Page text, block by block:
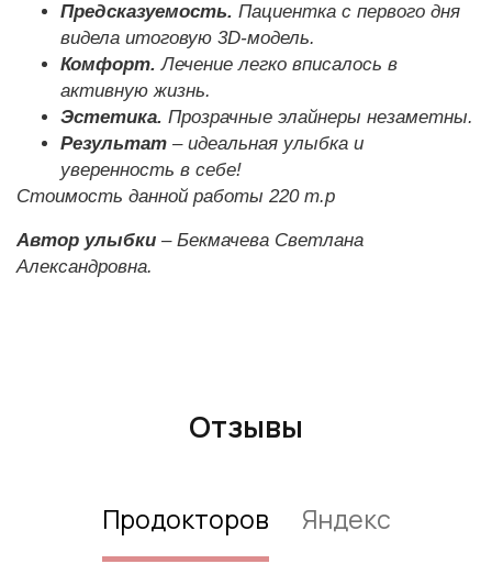
Предсказуемость. Пациентка с первого дня
видела итоговую 3D-модель.
Комфорт. Лечение легко вписалось в
активную жизнь.
Эстетика. Прозрачные элайнеры незаметны.
Результат – идеальная улыбка и
уверенность в себе!
Стоимость данной работы 220 т.р
Автор улыбки – Бекмачева Светлана
Александровна.
Отзывы
Продокторов Яндекс